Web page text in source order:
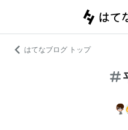
はてなブログ トップ